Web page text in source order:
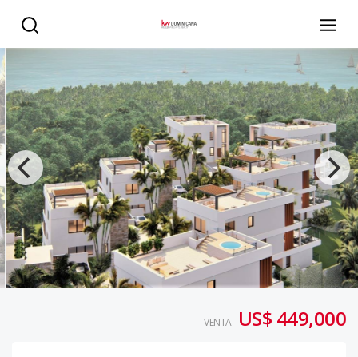
VENTA US$ 449,000